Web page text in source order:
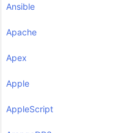
Ansible
Apache
Apex
Apple
AppleScript